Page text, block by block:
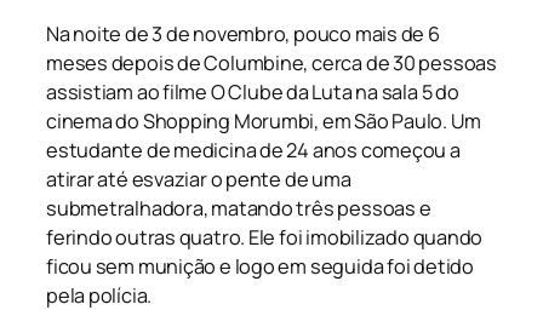
Na noite de 3 de novembro, pouco mais de 6
meses depois de Columbine, cerca de 30 pessoas
assistiam ao filmeO Clube da Lutana sala 5 do
cinema do Shopping Morumbi, em São Paulo. Um
estudante de medicina de 24 anos começou a
atirar até esvaziar o pente de uma
submetralhadora, matando três pessoas e
ferindo outras quatro. Ele foi imobilizado quando
ficou sem munição e logo em seguida foi detido
pela polícia.